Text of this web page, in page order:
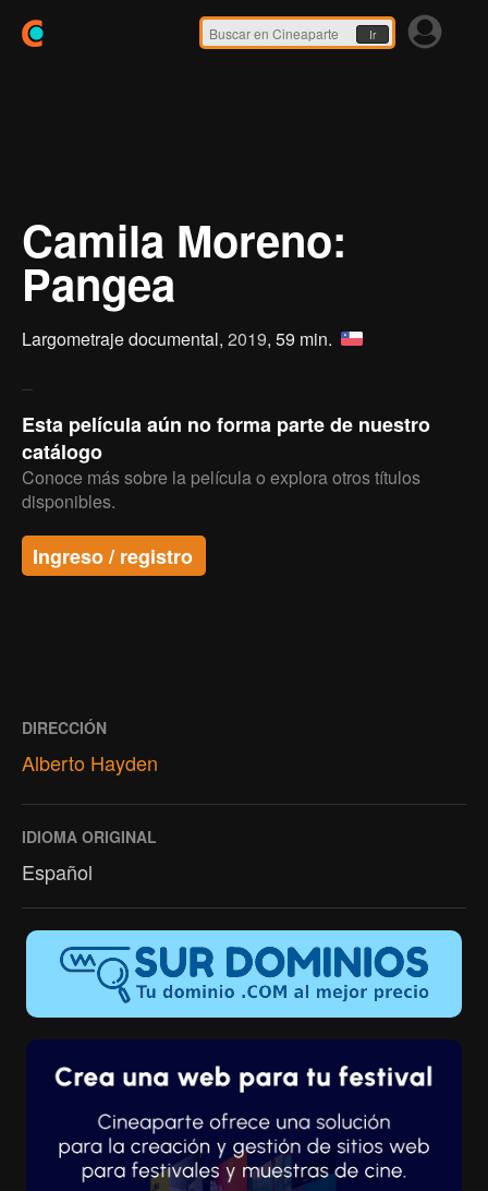
Ir
Camila Moreno:
Pangea
Largometraje documental, 2019, 59 min.
Esta película aún no forma parte de nuestro
catálogo
Conoce más sobre la película o explora otros títulos
disponibles.
Ingreso / registro
DIRECCIÓN
Alberto Hayden
IDIOMA ORIGINAL
Español